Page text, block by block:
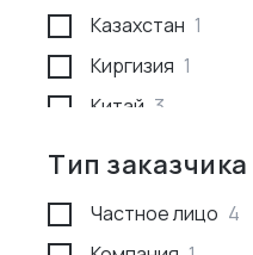
Казахстан 1
Киргизия 1
Китай 3
Тип заказчика
Частное лицо 4